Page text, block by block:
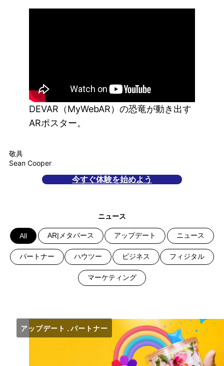
DEVAR（MyWebAR）の恐竜が動き出す
ARポスター。
敬具
Sean Cooper
今すぐ体験を始めよう
ニュース
All AR|メタバース アップデート ニュース
パートナー ハウツー ビジネス フィジタル
マーケティング
アップデート パートナー